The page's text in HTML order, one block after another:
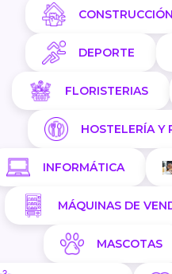
DEPORTE
FLORISTERIAS
HOSTELERÍA Y
INFORMÁTICA
MÁQUINAS DE
MASCOTAS